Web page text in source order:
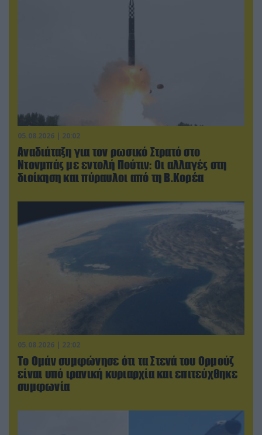
05.08.2026 | 20:02
Αναδιάταξη για τον ρωσικό Στρατό στο
Ντονμπάς με εντολή Πούτιν: Οι αλλαγές στη
διοίκηση και πύραυλοι από τη Β.Κορέα
05.08.2026 | 22:02
Το Ομάν συμφώνησε ότι τα Στενά του Ορμούζ
είναι υπό ιρανική κυριαρχία και επιτεύχθηκε
συμφωνία